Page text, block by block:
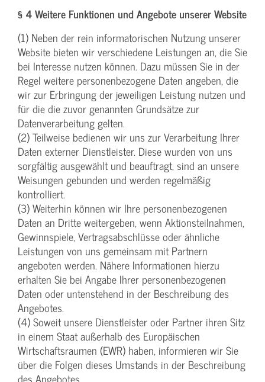
§ 4 Weitere Funktionen und Angebote unserer Website
(1) Neben der rein informatorischen Nutzung unserer
Website bieten wir verschiedene Leistungen an, die Sie
bei Interesse nutzen können. Dazu müssen Sie in der
Regel weitere personenbezogene Daten angeben, die
wir zur Erbringung der jeweiligen Leistung nutzen und
für die die zuvor genannten Grundsätze zur
Datenverarbeitung gelten.
(2) Teilweise bedienen wir uns zur Verarbeitung Ihrer
Daten externer Dienstleister. Diese wurden von uns
sorgfältig ausgewählt und beauftragt, sind an unsere
Weisungen gebunden und werden regelmäßig
kontrolliert.
(3) Weiterhin können wir Ihre personenbezogenen
Daten an Dritte weitergeben, wenn Aktionsteilnahmen,
Gewinnspiele, Vertragsabschlüsse oder ähnliche
Leistungen von uns gemeinsam mit Partnern
angeboten werden. Nähere Informationen hierzu
erhalten Sie bei Angabe Ihrer personenbezogenen
Daten oder untenstehend in der Beschreibung des
Angebotes.
(4) Soweit unsere Dienstleister oder Partner ihren Sitz
in einem Staat außerhalb des Europäischen
Wirtschaftsraumen (EWR) haben, informieren wir Sie
über die Folgen dieses Umstands in der Beschreibung